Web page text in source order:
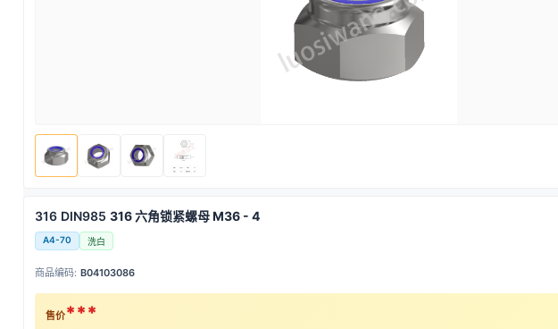
316 DIN985 316 六角锁紧螺母 M36 - 4
A4-70 洗白
商品编码: B04103086
售价***